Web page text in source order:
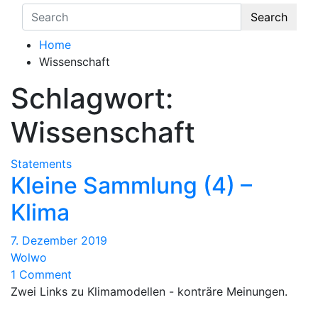
Search
Home
Wissenschaft
Schlagwort:
Wissenschaft
Statements
Kleine Sammlung (4) –
Klima
7. Dezember 2019
Wolwo
1 Comment
Zwei Links zu Klimamodellen - konträre Meinungen.